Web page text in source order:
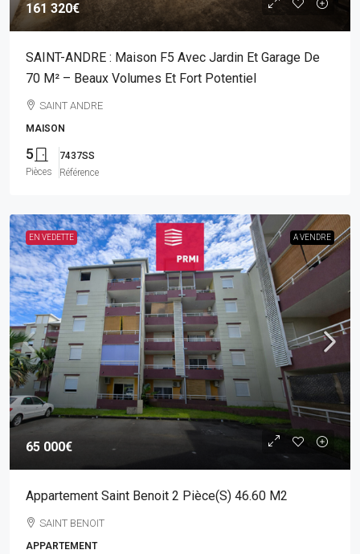
161 320€
SAINT-ANDRE : Maison F5 Avec Jardin Et Garage De
70 M² – Beaux Volumes Et Fort Potentiel
SAINT ANDRE
MAISON
5
Pièces
7437SS
Référence
EN VEDETTE A VENDRE
65 000€
Appartement Saint Benoit 2 Pièce(s) 46.60 M2
SAINT BENOIT
APPARTEMENT